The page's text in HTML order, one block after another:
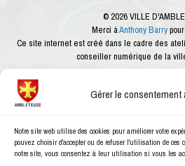
Gérer le consentement
Notre site web utilise des cookies pour améliorer votre
pouvez choisir d'accepter ou de refuser l'utilisation de
notre site, vous consentez à leur utilisation si vous les
© 2026 VILLE
Merci àAnthony Barry
Ce site internet est créé dans le cadre des
conseiller numérique de la